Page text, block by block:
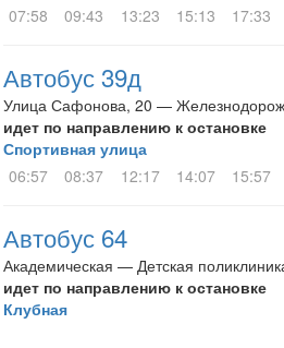
07:58
09:43 13:23 15:13 17:33
Автобус 39д
Улица Сафонова, 20 —
идет по направлению к остановке
Спортивная улица
06:57
08:37 12:17 14:07 15:57
Автобус 64
Академическая — Детская
идет по направлению к остановке
Клубная